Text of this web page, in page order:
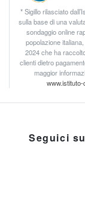
* Sigillo rilasciato
sulla base di una
sondaggio online
popolazione
2024 che ha
clienti dietro
maggior
Seguici su